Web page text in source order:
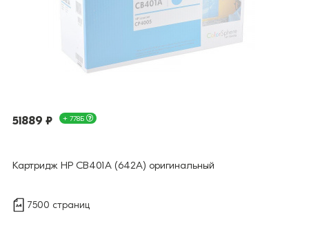
51889 ₽ + 778Б
Картридж HP CB401A (642A) оригинальный
7500 страниц